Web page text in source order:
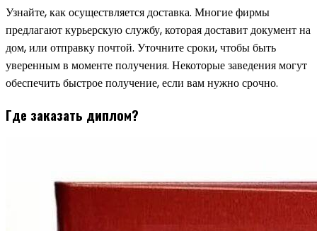
Узнайте, как осуществляется доставка. Многие фирмы
предлагают курьерскую службу, которая доставит документ на
дом, или отправку почтой. Уточните сроки, чтобы быть
уверенным в моменте получения. Некоторые заведения могут
обеспечить быстрое получение, если вам нужно срочно.
Где заказать диплом?